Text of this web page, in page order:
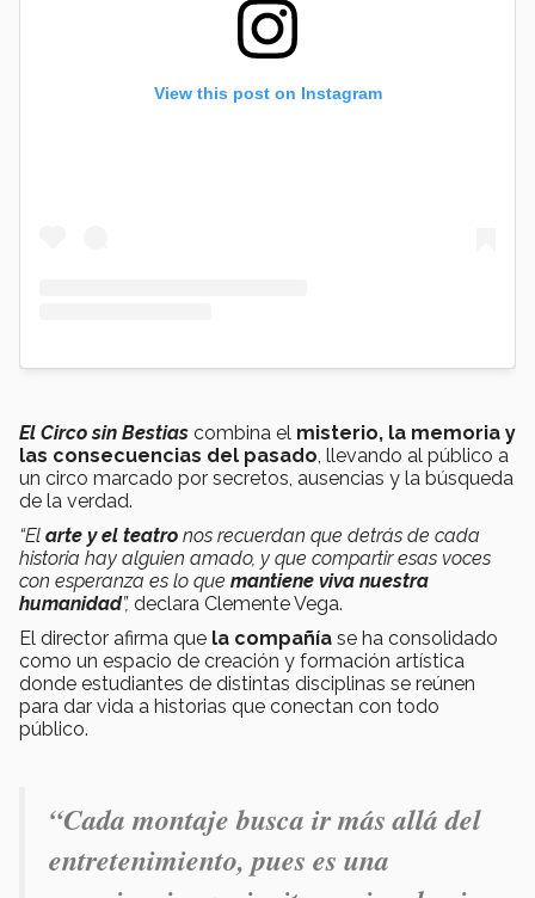
View this post on Instagram
El Circo sin Bestias combina el misterio, la memoria y
las consecuencias del pasado, llevando al público a
un circo marcado por secretos, ausencias y la búsqueda
de la verdad.
“El arte y el teatro nos recuerdan que detrás de cada
historia hay alguien amado, y que compartir esas voces
con esperanza es lo que mantiene viva nuestra
humanidad”, declara Clemente Vega.
El director afirma que la compañía se ha consolidado
como un espacio de creación y formación artística
donde estudiantes de distintas disciplinas se reúnen
para dar vida a historias que conectan con todo
público.
“Cada montaje busca ir más allá del
entretenimiento, pues es una